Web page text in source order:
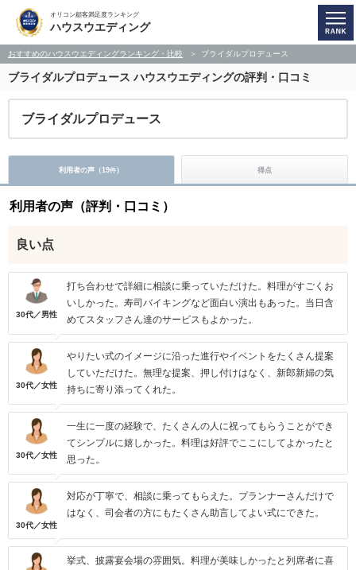
オリコン顧客満足度ランキング
ハウスウエディング
おすすめのハウスウエディングランキング・比較 ブライダルプロデュース
ブライダルプロデュース ハウスウエディングの評判・口コミ
ブライダルプロデュース
利用者の声（19件） 得点
利用者の声（評判・口コミ）
良い点
30代／男性
打ち合わせで詳細に相談に乗っていただけた。料理がすごくお
いしかった。寿司バイキングなど面白い演出もあった。当日含
めてスタッフさん達のサービスもよかった。
30代／女性
やりたい式のイメージに沿った進行やイベントをたくさん提案
していただけた。無理な提案、押し付けはなく、新郎新婦の気
持ちに寄り添ってくれた。
30代／女性
一生に一度の経験で、たくさんの人に祝ってもらうことができ
てシンプルに嬉しかった。料理は好評でここにしてよかったと
思った。
30代／女性
対応が丁寧で、相談に乗ってもらえた。プランナーさんだけで
はなく、司会者の方にもたくさん助言してよい式にできた。
挙式、披露宴会場の雰囲気。料理が美味しかったと列席者に喜